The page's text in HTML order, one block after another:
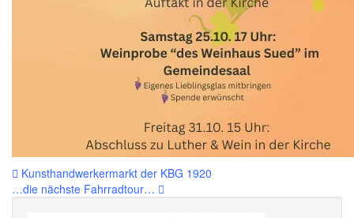
Beitragsnavigation
Kunsthandwerkermarkt der KBG 1920
…die nächste Fahrradtour…